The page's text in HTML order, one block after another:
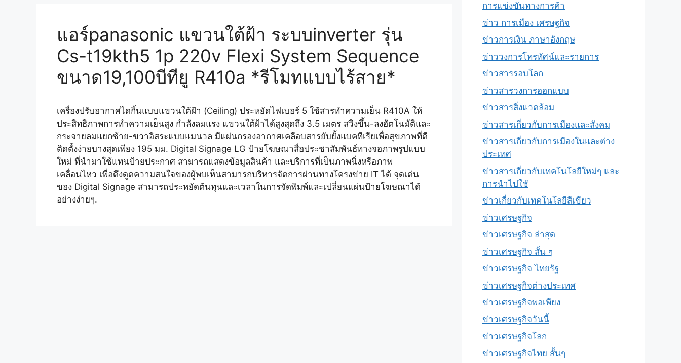
แอร์panasonic แขวนใต้ฝ้า ระบบinverter รุ่น
Cs-t19kth5 1p 220v Flexi System Sequence
ขนาด19,100บีทียู R410a *รีโมทแบบไร้สาย*
เครื่องปรับอากาศไดกิ้นแบบแขวนใต้ฝ้า (Ceiling) ประหยัดไฟเบอร์ 5 ใช้สารทำความเย็น R410A ให้
ประสิทธิภาพการทำความเย็นสูง กำลังลมแรง แขวนใต้ฝ้าได้สูงสุดถึง 3.5 เมตร สวิงขึ้น-ลงอัตโนมัติและ
กระจายลมแยกซ้าย-ขวาอิสระแบบแมนวล มีแผ่นกรองอากาศเคลือบสารยับยั้งแบคทีเรียเพื่อสุขภาพที่ดี
ติดตั้งง่ายบางสุดเพียง 195 มม. Digital Signage LG ป้ายโฆษณาสื่อประชาสัมพันธ์ทางจอภาพรูปแบบ
ใหม่ ที่นำมาใช้แทนป้ายประกาศ สามารถแสดงข้อมูลสินค้า และบริการที่เป็นภาพนิ่งหรือภาพ
เคลื่อนไหว เพื่อดึงดูดความสนใจของผู้พบเห็นสามารถบริหารจัดการผ่านทางโครงข่าย IT ได้ จุดเด่น
ของ Digital Signage สามารถประหยัดต้นทุนและเวลาในการจัดพิมพ์และเปลี่ยนแผ่นป้ายโฆษณาได้
อย่างง่ายๆ.
การแข่งขันทางการค้า
ข่าว การเมือง เศรษฐกิจ
ข่าวการเงิน ภาษาอังกฤษ
ข่าววงการโทรทัศน์และรายการ
ข่าวสารรอบโลก
ข่าวสารวงการออกแบบ
ข่าวสารสิ่งแวดล้อม
ข่าวสารเกี่ยวกับการเมืองและสังคม
ข่าวสารเกี่ยวกับการเมืองในและต่าง
ประเทศ
ข่าวสารเกี่ยวกับเทคโนโลยีใหม่ๆ และ
การนำไปใช้
ข่าวเกี่ยวกับเทคโนโลยีสีเขียว
ข่าวเศรษฐกิจ
ข่าวเศรษฐกิจ ล่าสุด
ข่าวเศรษฐกิจ สั้น ๆ
ข่าวเศรษฐกิจ ไทยรัฐ
ข่าวเศรษฐกิจต่างประเทศ
ข่าวเศรษฐกิจพอเพียง
ข่าวเศรษฐกิจวันนี้
ข่าวเศรษฐกิจโลก
ข่าวเศรษฐกิจไทย สั้นๆ